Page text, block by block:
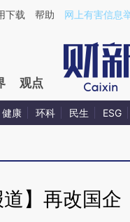
5gLMU1vu](https://
下载 帮助 网上有害信息
观点
健康 环科 民生 ESG
道】再改国企